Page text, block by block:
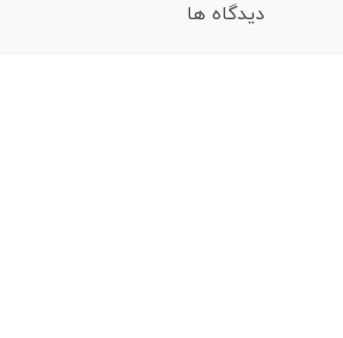
دیدگاه ها